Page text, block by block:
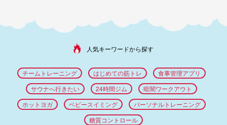
人気キーワードから探す
チームトレーニング はじめての筋トレ
食事管理アプリ
サウナへ行きたい
24時間ジム
暗闇ワークアウト
ホットヨガ
ベビースイミング
パーソナルトレーニング
糖質コントロール